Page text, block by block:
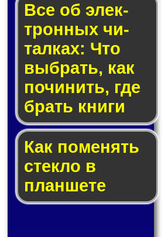
Все об элек­
трон­ных чи­
тал­ках: Что
выб­рать, как
по­чи­нить, где
брать кни­ги
Как по­ме­нять
стек­ло в
планшете